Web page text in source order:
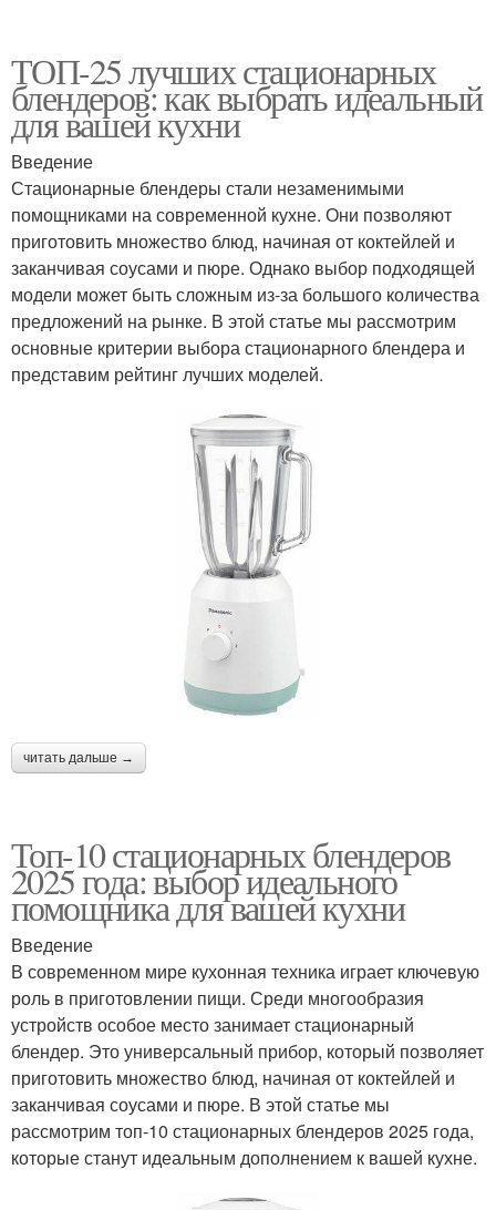
ТОП-25 лучших стационарных
блендеров: как выбрать идеальный
для вашей кухни
Введение
Стационарные блендеры стали незаменимыми
помощниками на современной кухне. Они позволяют
приготовить множество блюд, начиная от коктейлей и
заканчивая соусами и пюре. Однако выбор подходящей
модели может быть сложным из-за большого количества
предложений на рынке. В этой статье мы рассмотрим
основные критерии выбора стационарного блендера и
представим рейтинг лучших моделей.
читать дальше →
Топ-10 стационарных блендеров
2025 года: выбор идеального
помощника для вашей кухни
Введение
В современном мире кухонная техника играет ключевую
роль в приготовлении пищи. Среди многообразия
устройств особое место занимает стационарный
блендер. Это универсальный прибор, который позволяет
приготовить множество блюд, начиная от коктейлей и
заканчивая соусами и пюре. В этой статье мы
рассмотрим топ-10 стационарных блендеров 2025 года,
которые станут идеальным дополнением к вашей кухне.